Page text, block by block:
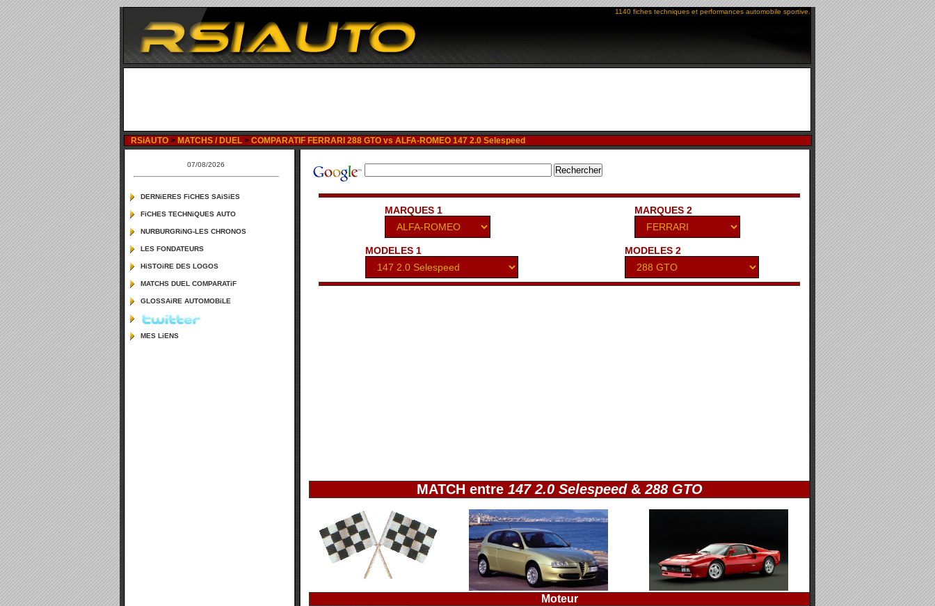
1140 fiches techniques et performances automobile sportive.
RSiAUTO > MATCHS / DUEL > COMPARATIF FERRARI 288 GTO vs ALFA-ROMEO 147 2.0 Selespeed
MARQUES 1 MARQUES 2
MODELES 1 MODELES 2
MATCH entre 147 2.0 Selespeed& 288 GTO
Moteur
07/08/2026
DERNiERES FiCHES SAiSiES
FiCHES TECHNiQUES AUTO
NURBURGRiNG-LES CHRONOS
LES FONDATEURS
HiSTOiRE DES LOGOS
MATCHS DUEL COMPARATiF
GLOSSAiRE AUTOMOBiLE
MES LiENS